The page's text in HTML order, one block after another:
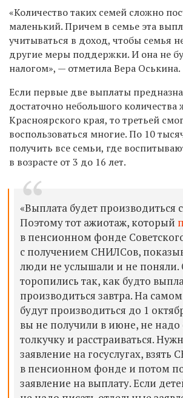
«Количество таких семей сложно
маленький. Причем в семье эта
учитываться в доход, чтобы семья
другие меры поддержки. И она не
налогом», — отметила Вера Оськина.
Если первые две выплаты
достаточно небольшого количества
Красноярского края, то третьей
воспользоваться многие. По 10
получить все семьи, где
в возрасте от 3 до 16 лет.
«Выплата будет производиться
Поэтому тот ажиотаж, который
в пенсионном фонде
с получением СНИЛСов,
люди не услышали и не поняли.
торопились так, как будто
производиться завтра. На
будут производиться до 1
вы не получили в июне, не надо
толкучку и расстраиваться.
заявление на госуслугах, взять
в пенсионном фонде и потом
заявление на выплату. Если